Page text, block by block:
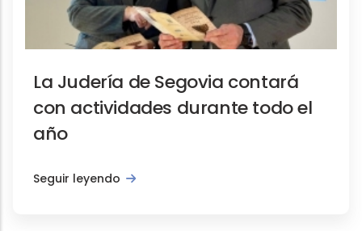
La Judería de Segovia contará
con actividades durante todo el
año
Seguir leyendo